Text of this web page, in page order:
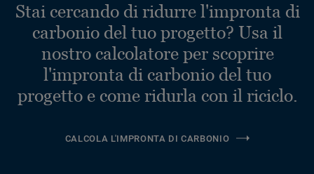
Stai cercando di ridurre l'impronta di
carbonio del tuo progetto? Usa il
nostro calcolatore per scoprire
l'impronta di carbonio del tuo
progetto e come ridurla con il riciclo.
CALCOLA L'IMPRONTA DI CARBONIO